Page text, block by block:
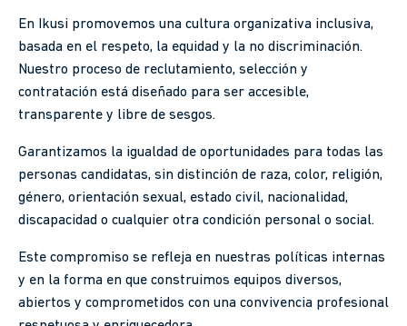
En Ikusi promovemos una cultura organizativa inclusiva,
basada en el respeto, la equidad y la no discriminación.
Nuestro proceso de reclutamiento, selección y
contratación está diseñado para ser accesible,
transparente y libre de sesgos.
Garantizamos la igualdad de oportunidades para todas las
personas candidatas, sin distinción de raza, color, religión,
género, orientación sexual, estado civil, nacionalidad,
discapacidad o cualquier otra condición personal o social.
Este compromiso se refleja en nuestras políticas internas
y en la forma en que construimos equipos diversos,
abiertos y comprometidos con una convivencia profesional